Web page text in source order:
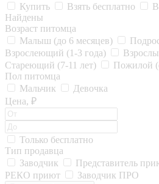
Купить
Взять бесплатно
Найдены
Возраст питомца
Малыш (до 6 месяцев)
Взрослеющий (1-3 года)
Стареющий (7-11 лет)
Пожилой
Пол питомца
Мальчик
Девочка
Цена, ₽
Только бесплатно
Тип продавца
Заводчик
Представитель
РЕКО приют
Заводчик ПРО